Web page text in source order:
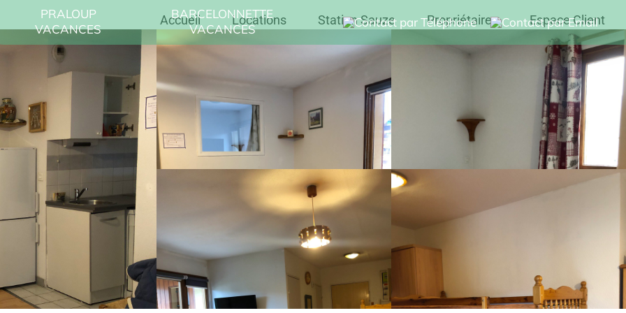
PRALOUP
VACANCES
BARCELONNETTE
VACANCES
Accueil Locations Station Sauze Propriétaires Espace Client